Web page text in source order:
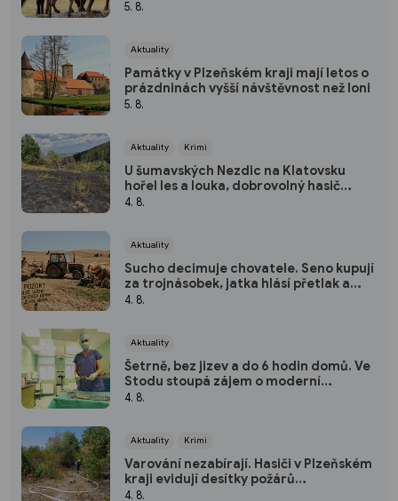
5. 8.
Aktuality
Památky v Plzeňském kraji mají letos o
prázdninách vyšší návštěvnost než loni
5. 8.
Aktuality Krimi
U šumavských Nezdic na Klatovsku
hořel les a louka, dobrovolný hasič
skončil v nemocnici
4. 8.
Aktuality
Sucho decimuje chovatele. Seno kupují
za trojnásobek, jatka hlásí přetlak a
hrozí rušení chovů
4. 8.
Aktuality
Šetrně, bez jizev a do 6 hodin domů. Ve
Stodu stoupá zájem o moderní
hysteroskopii
4. 8.
Aktuality Krimi
Varování nezabírají. Hasiči v Plzeňském
kraji evidují desítky požárů
způsobených lidmi
4. 8.